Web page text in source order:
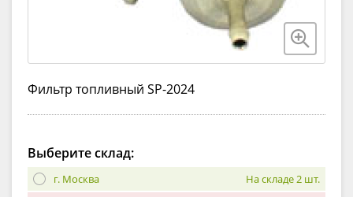
Фильтр топливный SP-2024
Выберите склад:
г. Москва
На складе 2 шт.